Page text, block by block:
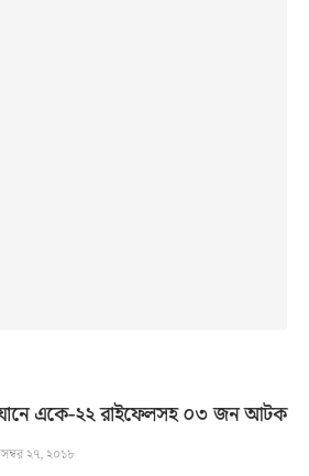
একে-২২ রাইফেলসহ ০৩ জন আটক
২৭, ২০১৮